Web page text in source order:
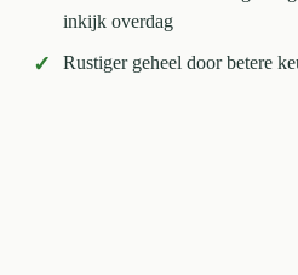
inkijk overdag
✓ Rustiger geheel door betere